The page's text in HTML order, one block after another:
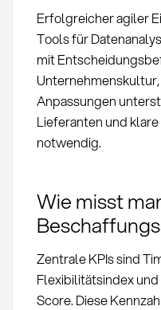
Erfolgreicher agiler
Tools für
mit
Anpassungen
Lieferanten und
notwendig.
Wie misst
Zentrale KPIs sind
Flexibilitätsindex
Score. Diese